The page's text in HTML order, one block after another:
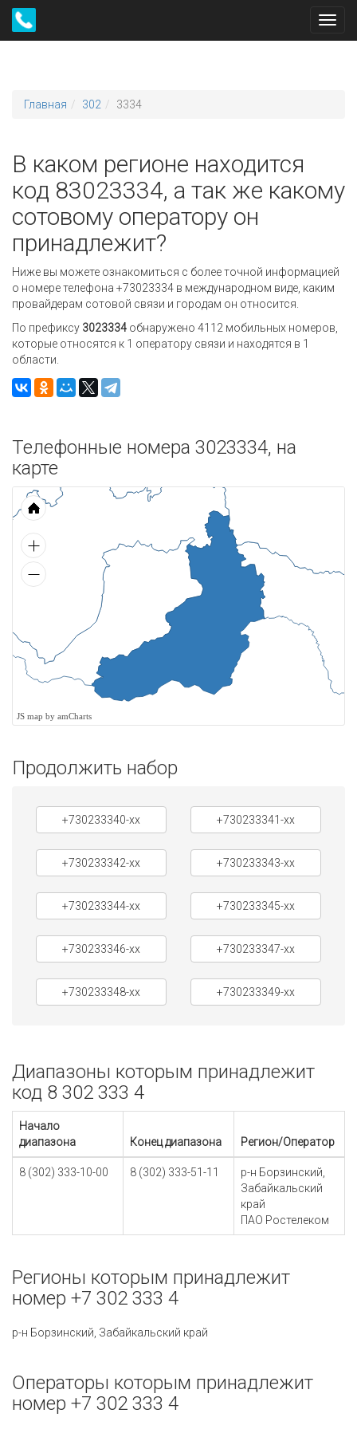
Главная 302 3334
В каком регионе находится
код 83023334, а так же какому
сотовому оператору он
принадлежит?
Ниже вы можете ознакомиться с более точной информацией
о номере телефона +73023334 в международном виде, каким
провайдерам сотовой связи и городам он относится.
По префиксу 3023334 обнаружено 4112 мобильных номеров,
которые относятся к 1 оператору связи и находятся в 1
области.
Телефонные номера 3023334, на
карте
JS map by amCharts
Продолжить набор
+730233340-xx +730233341-xx
+730233342-xx +730233343-xx
+730233344-xx +730233345-xx
+730233346-xx +730233347-xx
+730233348-xx +730233349-xx
Диапазоны которым принадлежит
код 8 302 333 4
Начало
диапазона
Конец диапазона Регион/Оператор
8 (302) 333-10-00 8 (302) 333-51-11
р-н Борзинский,
Забайкальский
край
ПАО Ростелеком
Регионы которым принадлежит
номер +7 302 333 4
р-н Борзинский, Забайкальский край
Операторы которым принадлежит
номер +7 302 333 4